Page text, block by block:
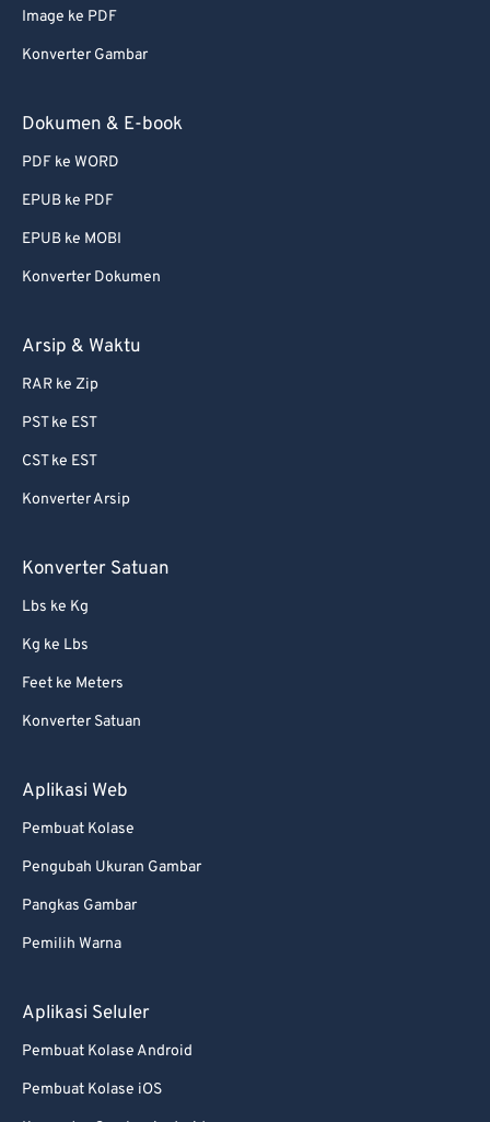
Image ke PDF
Konverter Gambar
Dokumen & E-book
PDF ke WORD
EPUB ke PDF
EPUB ke MOBI
Konverter Dokumen
Arsip & Waktu
RAR ke Zip
PST ke EST
CST ke EST
Konverter Arsip
Konverter Satuan
Lbs ke Kg
Kg ke Lbs
Feet ke Meters
Konverter Satuan
Aplikasi Web
Pembuat Kolase
Pengubah Ukuran Gambar
Pangkas Gambar
Pemilih Warna
Aplikasi Seluler
Pembuat Kolase Android
Pembuat Kolase iOS